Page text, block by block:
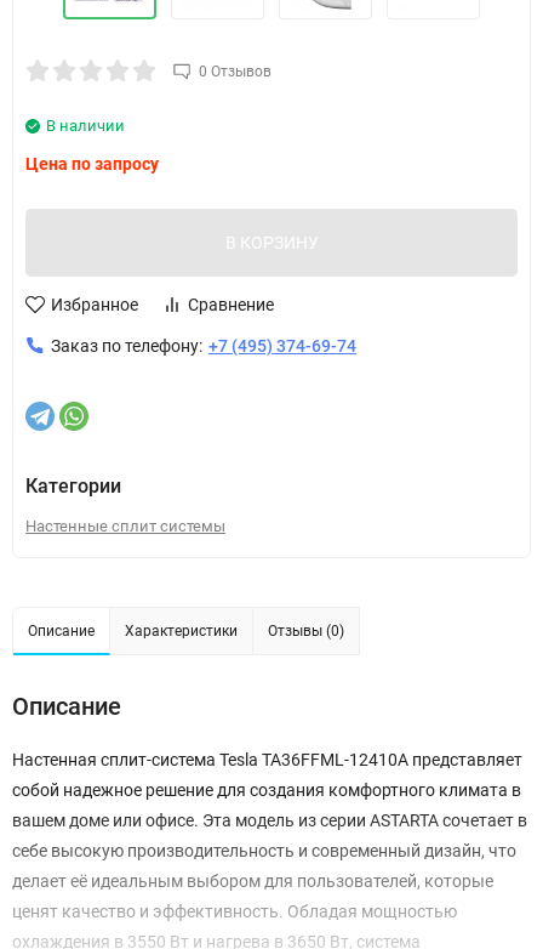
0 Отзывов
В наличии
Цена по запросу
В КОРЗИНУ
Избранное Сравнение
Заказ по телефону: +7 (495) 374-69-74
Категории
Настенные сплит системы
Описание Характеристики Отзывы (0)
Описание
Настенная сплит-система Tesla TA36FFML-12410A представляет
собой надежное решение для создания комфортного климата в
вашем доме или офисе. Эта модель из серии ASTARTA сочетает в
себе высокую производительность и современный дизайн, что
делает её идеальным выбором для пользователей, которые
ценят качество и эффективность. Обладая мощностью
охлаждения в 3550 Вт и нагрева в 3650 Вт, система